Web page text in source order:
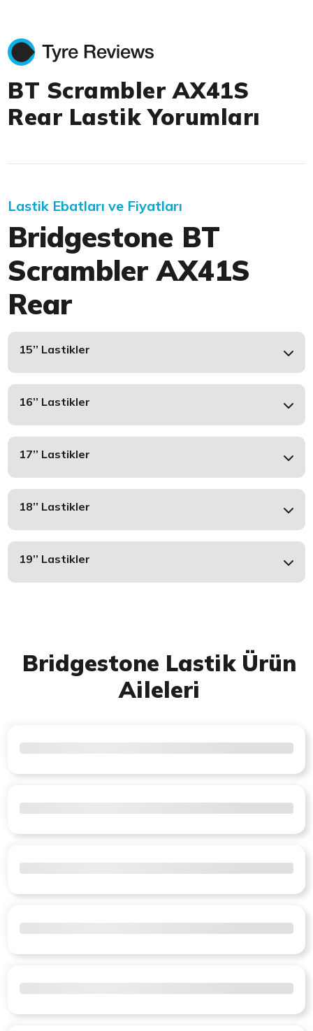
BT Scrambler AX41S
Rear Lastik Yorumları
Lastik Ebatları ve Fiyatları
Bridgestone BT
Scrambler AX41S
Rear
15’’ Lastikler
16’’ Lastikler
17’’ Lastikler
18’’ Lastikler
19’’ Lastikler
Bridgestone Lastik Ürün
Aileleri